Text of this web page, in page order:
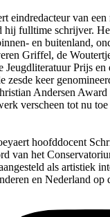
eindredacteur van
hij fulltime schrijver.
en buitenland,
Griffel, de
Prijs en
zesde keer
Andersen
verscheen tot nu
hoofddocent
van het
als artistiek
en Nederland op